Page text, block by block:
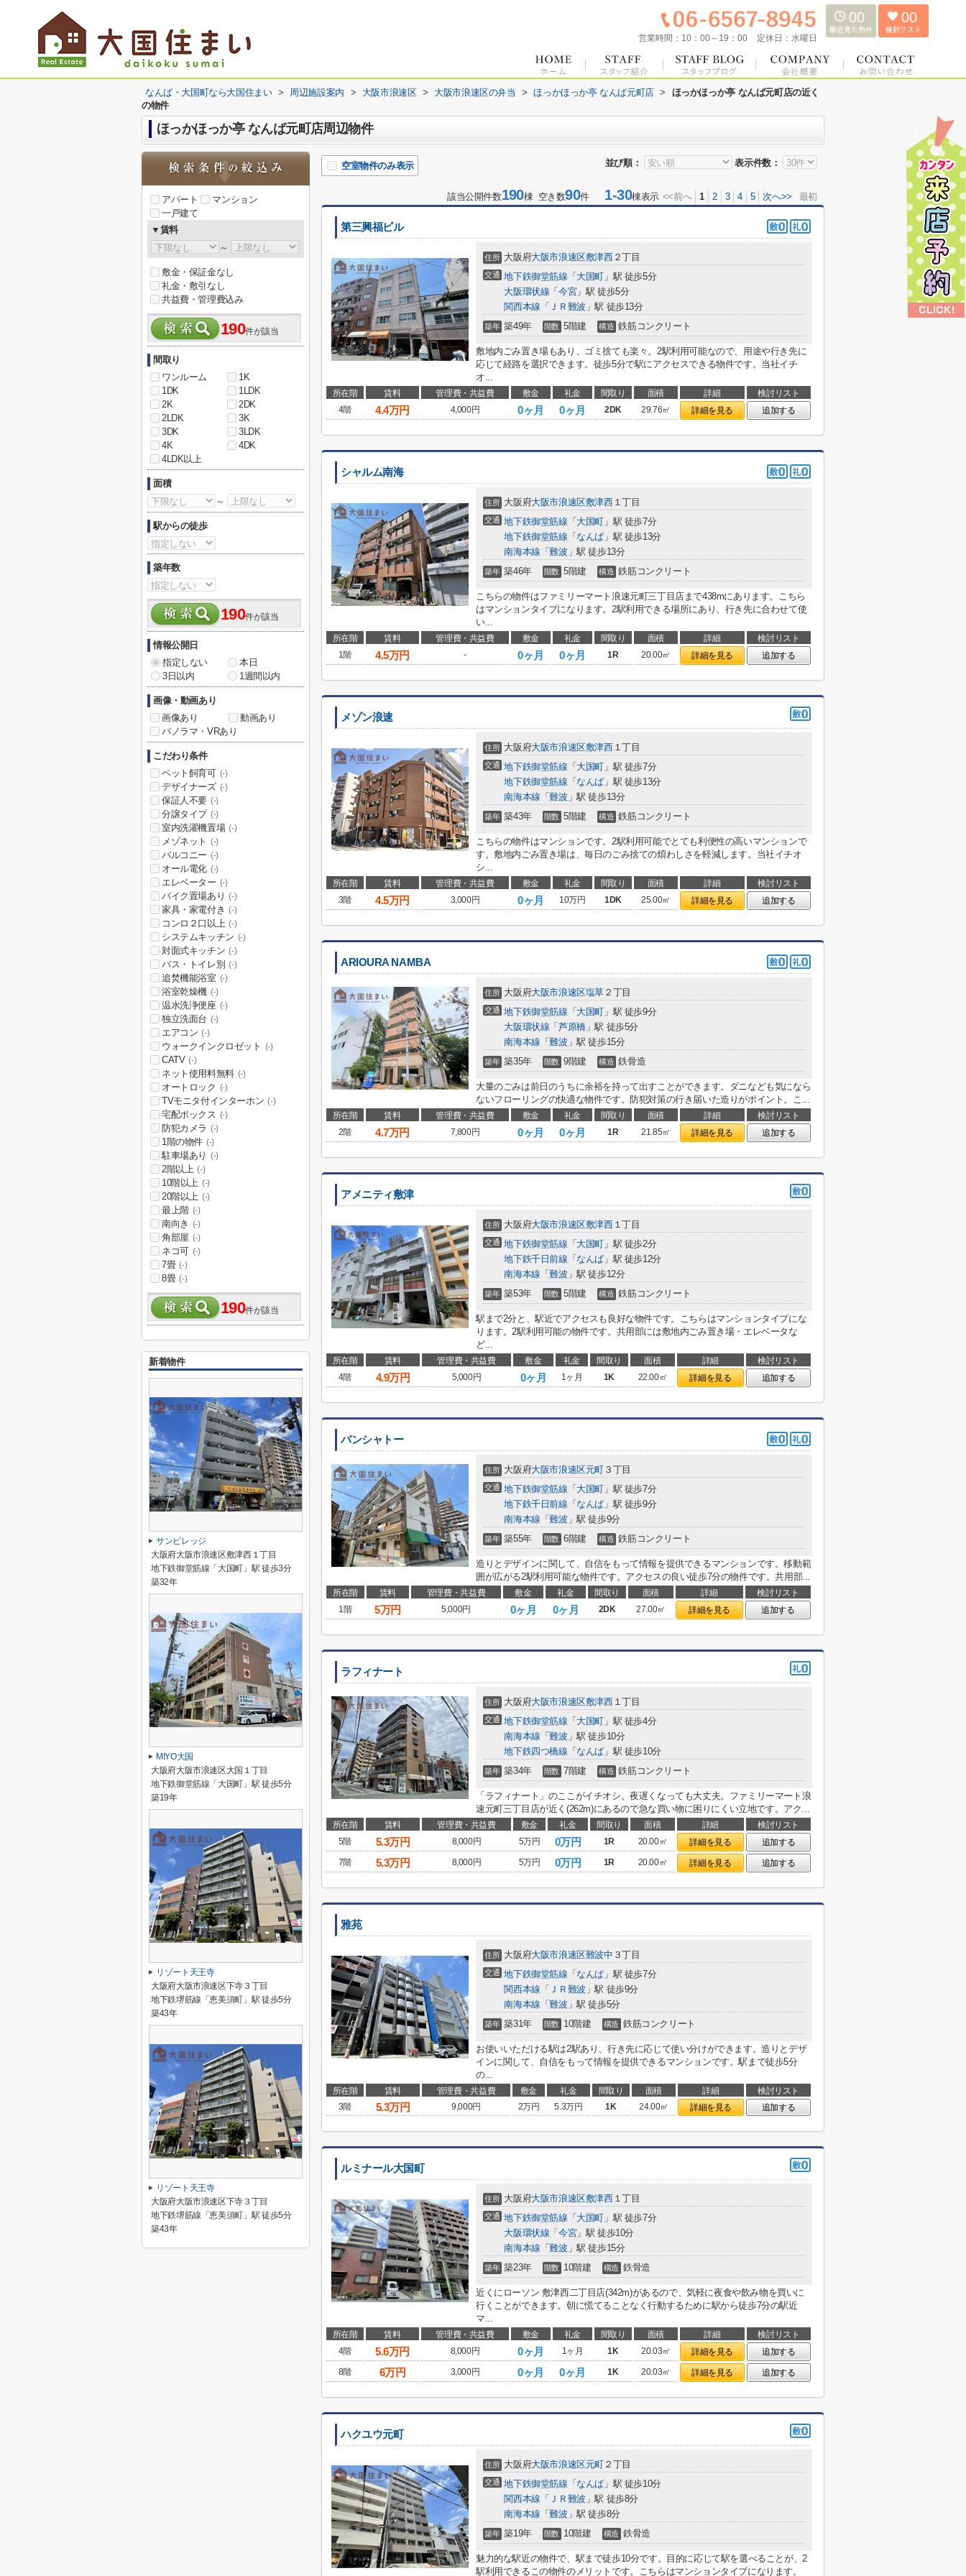
営業時間： 10：00～19：00 定休日： 水曜日
00 00
なんば・大国町なら大国住まい > 周辺施設案内 > 大阪市浪速区 > 大阪市浪速区の弁当 > ほっかほっか亭 なんば元町店 >
ほっかほっか亭 なんば元町店の近く
の物件
ほっかほっか亭 なんば元町店周辺物件
並び順： 表示件数：
空室物件のみ表示
該当公開件数190棟 空き数90件1-30棟表示 <<前へ 1 2 3 4 5 次へ>> 最初
第三興福ビル
住所 大阪府大阪市浪速区敷津西２丁目
交通 地下鉄御堂筋線 「 大国町 」駅 徒歩5分
大阪環状線 「 今宮」駅 徒歩5分
関西本線 「 ＪＲ難波 」駅 徒歩13分
築年 築49年 階数 5階建 構造 鉄筋コンクリート
敷地内ごみ置き場もあり、ゴミ捨ても楽々。2駅利用可能なので、用途や行き先に
応じて経路を選択できます。徒歩5分で駅にアクセスできる物件です。当社イチ
オ...
所在階 賃料 管理費・共益費 敷金 礼金 間取り 面積 詳細
検討リスト
4階
4.4万円 4,000円 0ヶ月 0ヶ月 2DK 29.76㎡ 詳細を見る 追加する
シャルム南海
住所 大阪府大阪市浪速区敷津西１丁目
交通 地下鉄御堂筋線 「 大国町 」駅 徒歩7分
地下鉄御堂筋線 「 なんば 」駅 徒歩13分
南海本線 「難波 」駅 徒歩13分
築年 築46年 階数 5階建 構造 鉄筋コンクリート
こちらの物件はファミリーマート浪速元町三丁目店まで438mにあります。こちら
はマンションタイプになります。2駅利用できる場所にあり、行き先に合わせて使
い...
所在階 賃料 管理費・共益費 敷金 礼金 間取り 面積 詳細
検討リスト
1階
4.5万円 - 0ヶ月 0ヶ月 1R 20.00㎡ 詳細を見る 追加する
メゾン浪速
住所 大阪府大阪市浪速区敷津西１丁目
交通 地下鉄御堂筋線 「 大国町 」駅 徒歩7分
地下鉄御堂筋線 「 なんば 」駅 徒歩13分
南海本線 「難波 」駅 徒歩13分
築年 築43年 階数 5階建 構造 鉄筋コンクリート
こちらの物件はマンションです。2駅利用可能でとても利便性の高いマンションで
す。敷地内ごみ置き場は、毎日のごみ捨ての煩わしさを軽減します。当社イチオ
シ...
所在階 賃料 管理費・共益費 敷金 礼金 間取り 面積 詳細
検討リスト
3階
4.5万円 3,000円 0ヶ月 10万円 1DK 25.00㎡ 詳細を見る 追加する
ARIOURA NAMBA
住所 大阪府大阪市浪速区塩草 ２丁目
交通 地下鉄御堂筋線 「 大国町 」駅 徒歩9分
大阪環状線 「 芦原橋」駅 徒歩5分
南海本線 「難波 」駅 徒歩15分
築年 築35年 階数 9階建 構造 鉄骨造
大量のごみは前日のうちに余裕を持って出すことができます。ダニなども気になら
ないフローリングの快適な物件です。防犯対策の行き届いた造りがポイント。こ...
所在階 賃料 管理費・共益費 敷金 礼金 間取り 面積 詳細
検討リスト
2階
4.7万円 7,800円 0ヶ月 0ヶ月 1R 21.85㎡ 詳細を見る 追加する
アメニティ敷津
住所 大阪府大阪市浪速区敷津西１丁目
交通 地下鉄御堂筋線 「 大国町 」駅 徒歩2分
地下鉄千日前線 「 なんば 」駅 徒歩12分
南海本線 「難波 」駅 徒歩12分
築年 築53年 階数 5階建 構造 鉄筋コンクリート
駅まで2分と、駅近でアクセスも良好な物件です。こちらはマンションタイプにな
ります。2駅利用可能の物件です。共用部には敷地内ごみ置き場・エレベータな
ど...
所在階 賃料 管理費・共益費 敷金 礼金 間取り 面積 詳細
検討リスト
4階
4.9万円 5,000円 0ヶ月 1ヶ月 1K 22.00㎡ 詳細を見る 追加する
バンシャトー
住所 大阪府大阪市浪速区元町 ３丁目
交通 地下鉄御堂筋線 「 大国町 」駅 徒歩7分
地下鉄千日前線 「 なんば 」駅 徒歩9分
南海本線 「難波 」駅 徒歩9分
築年 築55年 階数 6階建 構造 鉄筋コンクリート
造りとデザインに関して、自信をもって情報を提供できるマンションです。移動範
囲が広がる2駅利用可能な物件です。アクセスの良い徒歩7分の物件です。共用部...
所在階 賃料 管理費・共益費 敷金 礼金 間取り 面積 詳細
検討リスト
1階
5万円 5,000円 0ヶ月 0ヶ月 2DK 27.00㎡ 詳細を見る 追加する
ラフィナート
住所 大阪府大阪市浪速区敷津西１丁目
交通 地下鉄御堂筋線 「 大国町 」駅 徒歩4分
南海本線 「難波 」駅 徒歩10分
地下鉄四つ橋線 「 なんば 」駅 徒歩10分
築年 築34年 階数 7階建 構造 鉄筋コンクリート
「ラフィナート」のここがイチオシ。夜遅くなっても大丈夫。ファミリーマート浪
速元町三丁目店が近く(262m)にあるので急な買い物に困りにくい立地です。アク...
所在階 賃料 管理費・共益費 敷金 礼金 間取り 面積 詳細
検討リスト
5階
5.3万円 8,000円 5万円 0万円 1R 20.00㎡ 詳細を見る
追加する
7階
5.3万円 8,000円 5万円 0万円 1R 20.00㎡ 詳細を見る 追加する
雅苑
住所 大阪府大阪市浪速区難波中 ３丁目
交通 地下鉄御堂筋線 「 なんば 」駅 徒歩7分
関西本線 「 ＪＲ難波 」駅 徒歩9分
南海本線 「難波 」駅 徒歩5分
築年 築31年 階数 10階建 構造 鉄筋コンクリート
お使いいただける駅は2駅あり、行き先に応じて使い分けができます。造りとデザ
インに関して、自信をもって情報を提供できるマンションです。駅まで徒歩5分
の...
所在階 賃料 管理費・共益費 敷金 礼金 間取り 面積 詳細
検討リスト
3階
5.3万円 9,000円 2万円 5.3万円 1K 24.00㎡ 詳細を見る 追加する
ルミナール大国町
住所 大阪府大阪市浪速区敷津西１丁目
交通 地下鉄御堂筋線 「 大国町 」駅 徒歩7分
大阪環状線 「 今宮」駅 徒歩10分
南海本線 「難波 」駅 徒歩15分
築年 築23年 階数 10階建 構造 鉄骨造
近くにローソン 敷津西二丁目店(342m)があるので、気軽に夜食や飲み物を買いに
行くことができます。朝に慌てることなく行動するために駅から徒歩7分の駅近
マ...
所在階 賃料 管理費・共益費 敷金 礼金 間取り 面積 詳細
検討リスト
4階
5.6万円 8,000円 0ヶ月 1ヶ月 1K 20.03㎡ 詳細を見る
追加する
8階
6万円 3,000円 0ヶ月 0ヶ月 1K 20.03㎡ 詳細を見る 追加する
ハクユウ元町
住所 大阪府大阪市浪速区元町 ２丁目
交通 地下鉄御堂筋線 「 なんば 」駅 徒歩10分
関西本線 「 ＪＲ難波 」駅 徒歩8分
南海本線 「難波 」駅 徒歩8分
築年 築19年 階数 10階建 構造 鉄骨造
魅力的な駅近の物件で、駅まで徒歩10分です。目的に応じて駅を選べることが、2
駅利用できるこの物件のメリットです。こちらはマンションタイプになります。
アパート
マンション
一戸建て
▼賃料
～
敷金・保証金なし
礼金・敷引なし
共益費・管理費込み
190件が該当
間取り
ワンルーム
1K
1DK
1LDK
2K
2DK
2LDK
3K
3DK
3LDK
4K
4DK
4LDK以上
面積
～
駅からの徒歩
築年数
190件が該当
情報公開日
指定しない
本日
3日以内
1週間以内
画像・動画あり
画像あり
動画あり
パノラマ・VRあり
こだわり条件
ペット飼育可 (-)
デザイナーズ (-)
保証人不要 (-)
分譲タイプ (-)
室内洗濯機置場 (-)
メゾネット (-)
バルコニー (-)
オール電化 (-)
エレベーター (-)
バイク置場あり (-)
家具・家電付き (-)
コンロ２口以上 (-)
システムキッチン (-)
対面式キッチン (-)
バス・トイレ別 (-)
追焚機能浴室 (-)
浴室乾燥機 (-)
温水洗浄便座 (-)
独立洗面台 (-)
エアコン (-)
ウォークインクロゼット (-)
CATV (-)
ネット使用料無料 (-)
オートロック (-)
TVモニタ付インターホン (-)
宅配ボックス (-)
防犯カメラ (-)
1階の物件 (-)
駐車場あり (-)
2階以上 (-)
10階以上 (-)
20階以上 (-)
最上階 (-)
南向き (-)
角部屋 (-)
ネコ可 (-)
7畳 (-)
8畳 (-)
190件が該当
新着物件
サンビレッジ
大阪府大阪市浪速区敷津西１丁目
地下鉄御堂筋線「大国町」駅 徒歩3分
築32年
MIYO大国
大阪府大阪市浪速区大国１丁目
地下鉄御堂筋線「大国町」駅 徒歩5分
築19年
リゾート天王寺
大阪府大阪市浪速区下寺３丁目
地下鉄堺筋線「恵美須町」駅 徒歩5分
築43年
リゾート天王寺
大阪府大阪市浪速区下寺３丁目
地下鉄堺筋線「恵美須町」駅 徒歩5分
築43年